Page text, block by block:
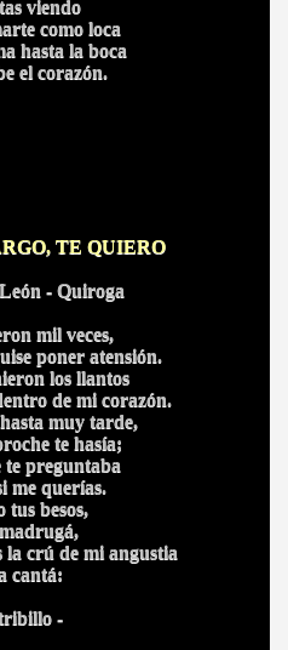
viendo
como loca
hasta la boca
el corazón.
TE QUIERO
- Quiroga
mil veces,
poner atensión.
los llantos
de mi corazón.
muy tarde,
te hasía;
te preguntaba
me querías.
tus besos,
la crú de mi angustia
cantá:
-